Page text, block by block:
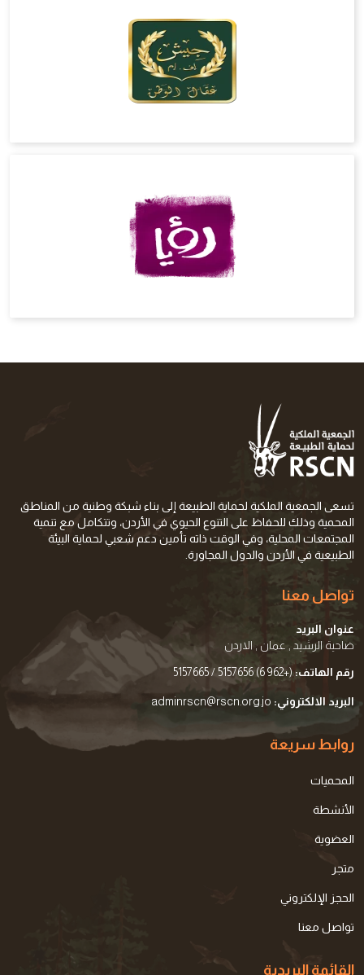
تسعى الجمعية الملكية لحماية الطبيعة إلى بناء شبكة وطنية من المناطق
المحمية وذلك للحفاظ على التنوع الحيوي في الأردن، وتتكامل مع تنمية
المجتمعات المحلية، وفي الوقت ذاته تأمين دعم شعبي لحماية البيئة
الطبيعية في الأردن والدول المجاورة.
تواصل معنا
عنوان البريد
ضاحية الرشيد , عمان , الاردن
رقم الهاتف: (+962 6) 5157656 / 5157665
البريد الالكتروني: adminrscn@rscn.org.jo
روابط سريعة
المحميات
الأنشطة
العضوية
متجر
الحجز الإلكتروني
تواصل معنا
القائمة البريدية